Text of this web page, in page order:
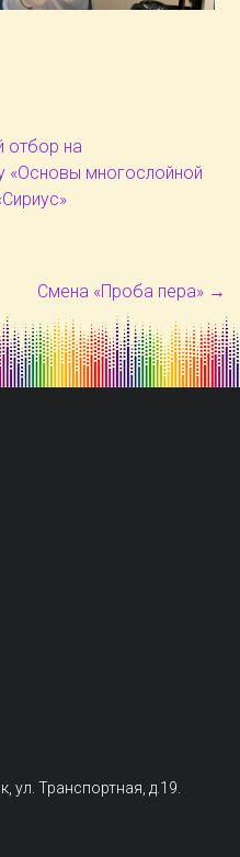
отбор на
«Основы многослойной
Смена «Проба пера» →
ул. Транспортная, д.19.